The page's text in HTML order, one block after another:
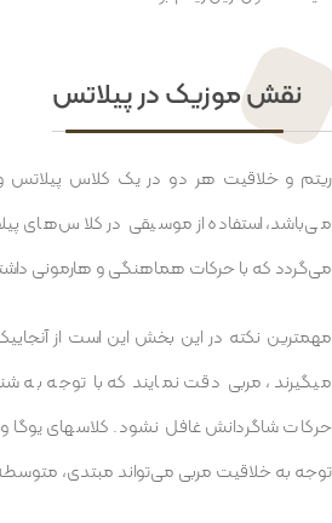
نقش موزیک در پیلاتس
ریتم و خلاقیت هر دو در یک کلاس پیلاتس و
می‌باشد، استفاده از موسیقی در کلاس‌های
می‌گردد که با حرکات هماهنگی و هارمونی
مهمترین نکته در این بخش این است از
میگیرند ، مربی دقت نمایند که با توجه به
حرکات شاگردانش غافل نشود. کلاسهای یوگا و
توجه به خلاقیت مربی می‌تواند مبتدی،